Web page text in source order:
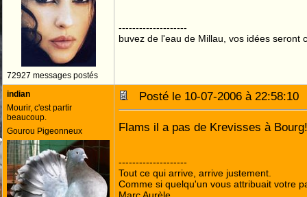
72927 messages postés
--------------------
buvez de l'eau de Millau, vos idées seront
indian
Mourir, c'est partir
beaucoup.
Gourou Pigeonneux
Posté le 10-07-2006 à
Flams il a pas de Krevisses à
--------------------
Tout ce qui arrive, arrive justement.
Comme si quelqu'un vous attribuait votre